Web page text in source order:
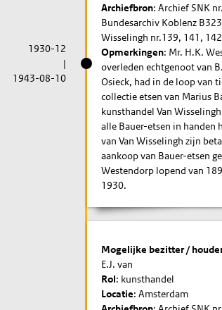
1930-12
|
1943-08-10
Archiefbron: Archief SNK
Bundesarchiv Koblenz
Wisselingh nr.139, 141, 142
Opmerkingen: Mr. H.K.
overleden echtgenoot van
Osieck, had in de loop van
collectie etsen van Marius
kunsthandel Van
alle Bauer-etsen in handen
van Van Wisselingh zijn
aankoop van Bauer-etsen
Westendorp lopend van
1930.
Mogelijke bezitter /
E.J. van
Rol: kunsthandel
Locatie: Amsterdam